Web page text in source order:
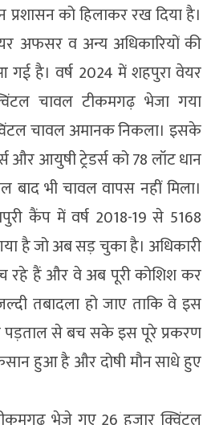
को हिलाकर रख दिया है।
अफसर व अन्य अधिकारियों की
है। वर्ष 2024 में शहपुरा वेयर
चावल टीकमगढ़ भेजा गया
चावल अमानक निकला। इसके
और आयुषी ट्रेडर्स को 78 लॉट धान
भी चावल वापस नहीं मिला।
कैंप में वर्ष 2018-19 से 5168
है जो अब सड़ चुका है। अधिकारी
रहे हैं और वे अब पूरी कोशिश कर
तबादला हो जाए ताकि वे इस
पड़ताल से बच सके इस पूरे प्रकरण
हुआ है और दोषी मौन साधे हुए